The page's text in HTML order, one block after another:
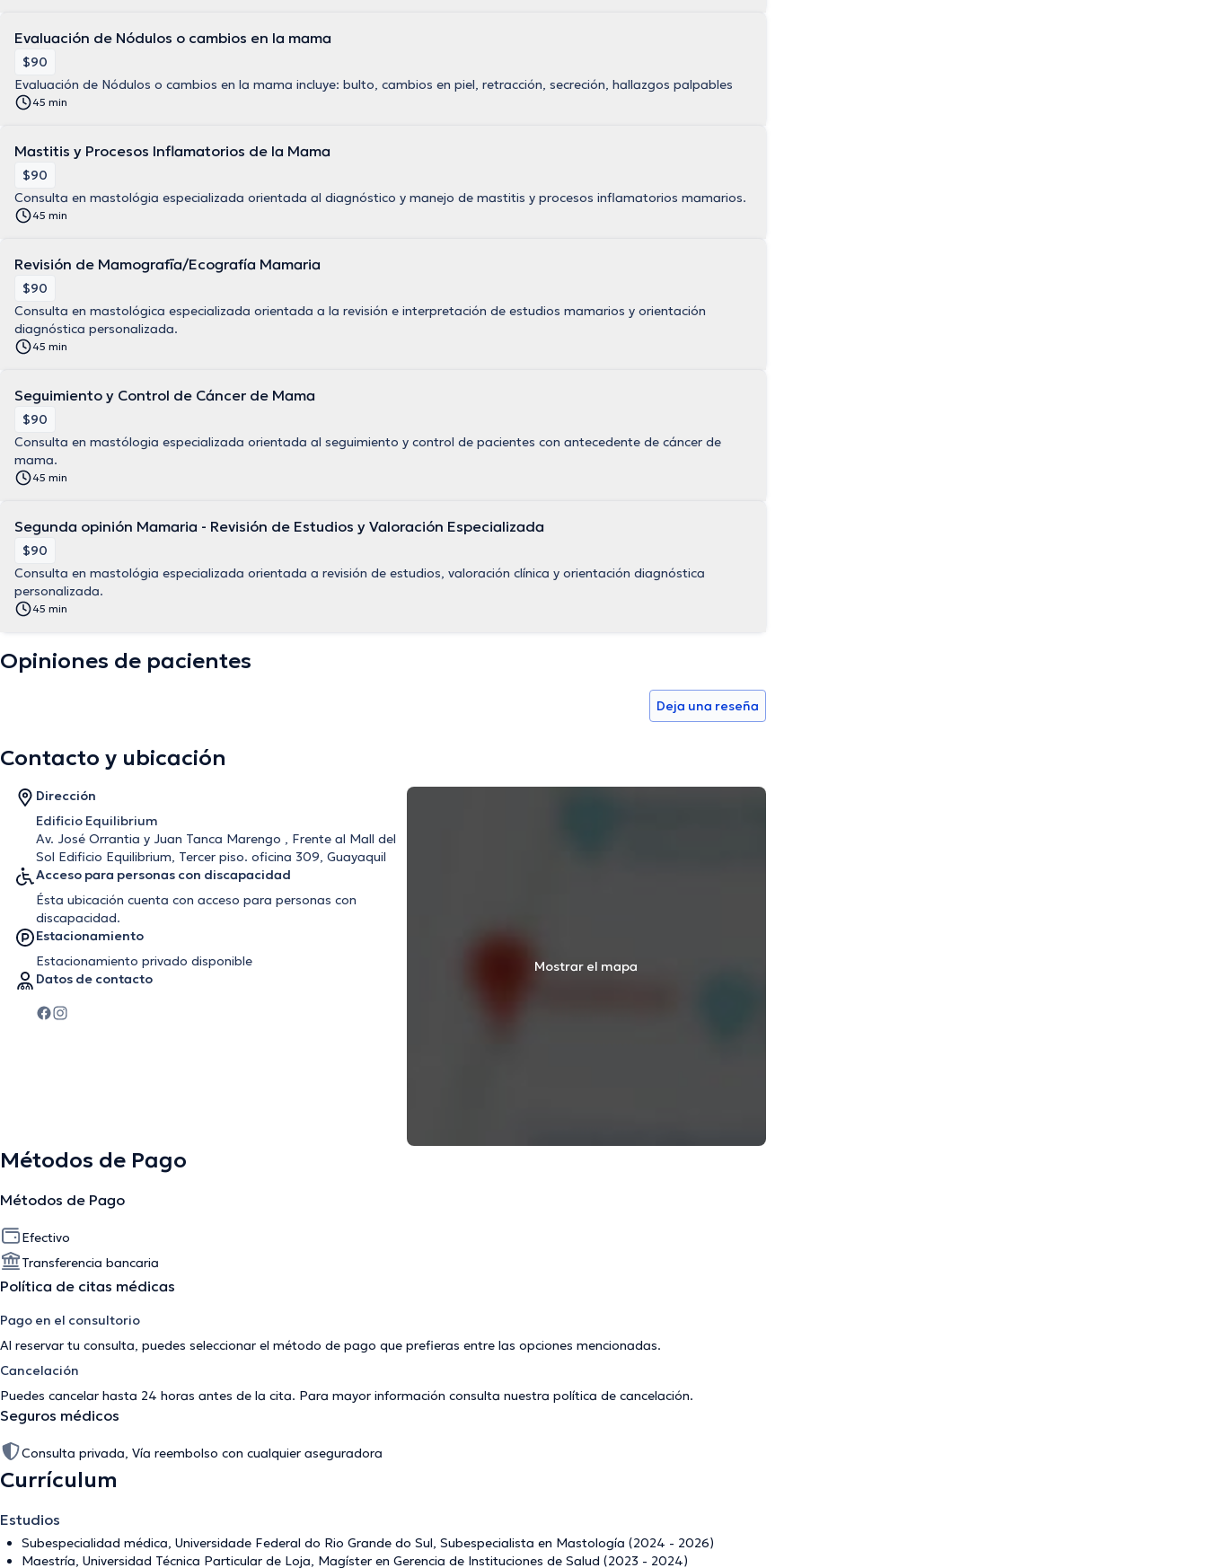
Evaluación de Nódulos o cambios en la mama
$90
Evaluación de Nódulos o cambios en la mama incluye: bulto, cambios en piel, retracción, secreción, hallazgos palpables
45 min
Mastitis y Procesos Inflamatorios de la Mama
$90
Consulta en mastológia especializada orientada al diagnóstico y manejo de mastitis y procesos inflamatorios mamarios.
45 min
Revisión de Mamografīa/Ecografía Mamaria
$90
Consulta en mastológica especializada orientada a la revisión e interpretación de estudios mamarios y orientación
diagnóstica personalizada.
45 min
Seguimiento y Control de Cáncer de Mama
$90
Consulta en mastólogia especializada orientada al seguimiento y control de pacientes con antecedente de cáncer de
mama.
45 min
Segunda opinión Mamaria - Revisión de Estudios y Valoración Especializada
$90
Consulta en mastológia especializada orientada a revisión de estudios, valoración clínica y orientación diagnóstica
personalizada.
45 min
Opiniones de pacientes
Deja una reseña
Contacto y ubicación
Dirección
Edificio Equilibrium
Av. José Orrantia y Juan Tanca Marengo , Frente al Mall del
Sol Edificio Equilibrium, Tercer piso. oficina 309, Guayaquil
Acceso para personas con discapacidad
Ésta ubicación cuenta con acceso para personas con
discapacidad.
Estacionamiento
Estacionamiento privado disponible
Datos de contacto
Mostrar el mapa
Métodos de Pago
Métodos de Pago
Efectivo
Transferencia bancaria
Política de citas médicas
Pago en el consultorio
Al reservar tu consulta, puedes seleccionar el método de pago que prefieras entre las opciones mencionadas.
Cancelación
Puedes cancelar hasta 24 horas antes de la cita. Para mayor información consulta nuestra política de cancelación.
Seguros médicos
Consulta privada, Vía reembolso con cualquier aseguradora
Currículum
Estudios
Subespecialidad médica, Universidade Federal do Rio Grande do Sul, Subespecialista en Mastología (2024 - 2026)
Maestría, Universidad Técnica Particular de Loja, Magíster en Gerencia de Instituciones de Salud (2023 - 2024)